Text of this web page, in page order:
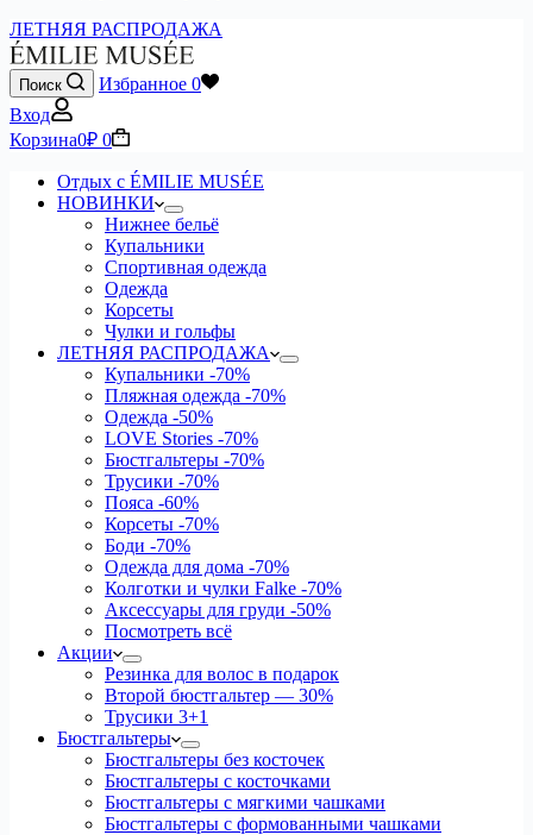
ЛЕТНЯЯ РАСПРОДАЖА
Поиск Избранное 0
Вход
Корзина0₽ 0
Отдых с ÉMILIE MUSÉE
НОВИНКИ
Нижнее бельё
Купальники
Спортивная одежда
Одежда
Корсеты
Чулки и гольфы
ЛЕТНЯЯ РАСПРОДАЖА
Купальники -70%
Пляжная одежда -70%
Одежда -50%
LOVE Stories -70%
Бюстгальтеры -70%
Трусики -70%
Пояса -60%
Корсеты -70%
Боди -70%
Одежда для дома -70%
Колготки и чулки Falke -70%
Аксессуары для груди -50%
Посмотреть всё
Акции
Резинка для волос в подарок
Второй бюстгальтер — 30%
Трусики 3+1
Бюстгальтеры
Бюстгальтеры без косточек
Бюстгальтеры с косточками
Бюстгальтеры с мягкими чашками
Бюстгальтеры с формованными чашками